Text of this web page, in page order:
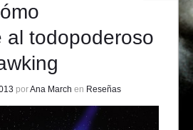
al todopoderoso
porAna March en Reseñas